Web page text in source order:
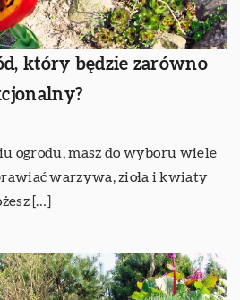
który będzie zarówno
ogrodu, masz do wyboru wiele
warzywa, zioła i kwiaty
[…]